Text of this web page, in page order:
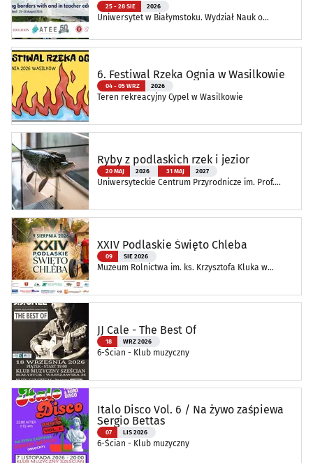
25 - 28 SIE 2026
Uniwersytet w Białymstoku. Wydział Nauk o
6. Festiwal Rzeka Ognia w Wasilkowie
04 - 05 WRZ 2026
Teren rekreacyjny Cypel w Wasilkowie
Ryby z podlaskich rzek i jezior
20 MAJ 2026 31 MAJ 2027
Uniwersyteckie Centrum Przyrodnicze im. Prof.
XXIV Podlaskie Święto Chleba
09 SIE 2026
Muzeum Rolnictwa im. ks. Krzysztofa Kluka w
JJ Cale - The Best Of
18 WRZ 2026
6-Ścian - Klub muzyczny
Italo Disco Vol. 6 / Na żywo zaśpiewa
Sergio Bettas
07 LIS 2026
6-Ścian - Klub muzyczny